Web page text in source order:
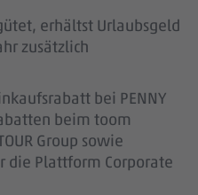
erhältst Urlaubsgeld
zusätzlich
bei PENNY
beim toom
Group sowie
die Plattform Corporate